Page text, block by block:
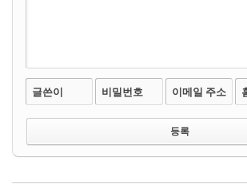
글쓴이 비밀번호 이메일 주소